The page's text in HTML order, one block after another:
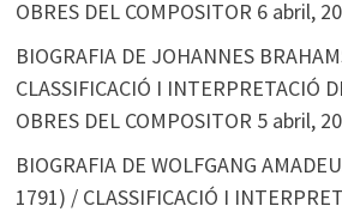
OBRES DEL COMPOSITOR 6 abril,
BIOGRAFIA DE JOHANNES
CLASSIFICACIÓ I INTERPRETACIÓ
OBRES DEL COMPOSITOR 5 abril,
BIOGRAFIA DE WOLFGANG
1791) / CLASSIFICACIÓ I